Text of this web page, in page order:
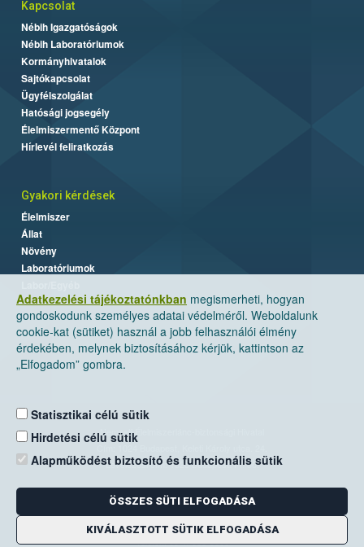
Adatkezelési tájékoztatónkban megismerheti, hogyan
gondoskodunk személyes adatai védelméről. Weboldalunk
cookie-kat (sütiket) használ a jobb felhasználói élmény
érdekében, melynek biztosításához kérjük, kattintson az
„Elfogadom” gombra.
Statisztikai célú sütik
Hirdetési célú sütik
Alapműködést biztosító és funkcionális sütik
ÖSSZES SÜTI ELFOGADÁSA
KIVÁLASZTOTT SÜTIK ELFOGADÁSA
Kapcsolat
Nébih Igazgatóságok
Nébih Laboratóriumok
Kormányhivatalok
Sajtókapcsolat
Ügyfélszolgálat
Hatósági jogsegély
Élelmiszermentő Központ
Hírlevél feliratkozás
Gyakori kérdések
Élelmiszer
Állat
Növény
Laboratóriumok
Nemzeti Élelmiszerlánc-biztonsági Hivatal
Levelezési cím: 1525 Budapest. Pf. 30.
E-mail:ugyfelszolgalat@nebih.gov.hu
Zöld szám: 06-80/263-244
Telefon: 06-1/ 336-9000